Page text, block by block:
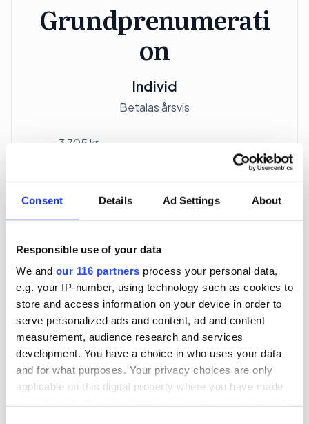
Consent Details Ad Settings About
Responsible use of your data
We and our 116 partners process your personal data,
e.g. your IP-number, using technology such as cookies to
store and access information on your device in order to
serve personalized ads and content, ad and content
measurement, audience research and services
development. You have a choice in who uses your data
and for what purposes. Your privacy choices are only
applicable on this digital property where you have made
Grundprenumerati
on
Individ
Betalas årsvis
3 705 kr
*Moms (6 %) ingår i alla priser.
Företagspaket